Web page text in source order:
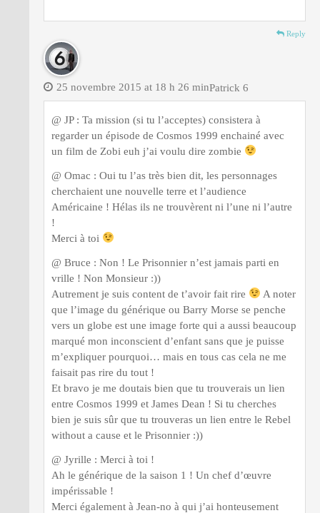
Reply
Patrick 6
25 novembre 2015 at 18 h 26 min
@ JP : Ta mission (si tu l’acceptes) consistera à
regarder un épisode de Cosmos 1999 enchainé avec
un film de Zobi euh j’ai voulu dire zombie
@ Omac : Oui tu l’as très bien dit, les personnages
cherchaient une nouvelle terre et l’audience
Américaine ! Hélas ils ne trouvèrent ni l’une ni l’autre
!
Merci à toi
@ Bruce : Non ! Le Prisonnier n’est jamais parti en
vrille ! Non Monsieur :))
Autrement je suis content de t’avoir fait rire
A noter
que l’image du générique ou Barry Morse se penche
vers un globe est une image forte qui a aussi beaucoup
marqué mon inconscient d’enfant sans que je puisse
m’expliquer pourquoi… mais en tous cas cela ne me
faisait pas rire du tout !
Et bravo je me doutais bien que tu trouverais un lien
entre Cosmos 1999 et James Dean ! Si tu cherches
bien je suis sûr que tu trouveras un lien entre le Rebel
without a cause et le Prisonnier :))
@ Jyrille : Merci à toi !
Ah le générique de la saison 1 ! Un chef d’œuvre
impérissable !
Merci également à Jean-no à qui j’ai honteusement